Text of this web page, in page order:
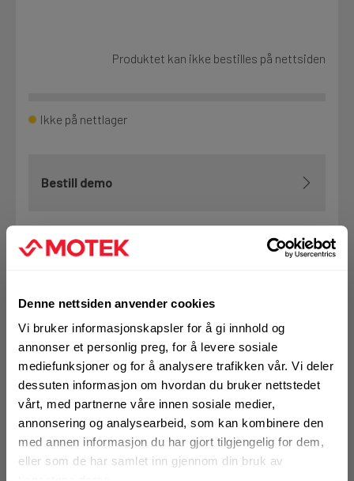
Denne nettsiden anvender cookies
Vi bruker informasjonskapsler for å gi innhold og
annonser et personlig preg, for å levere sosiale
mediefunksjoner og for å analysere trafikken vår. Vi deler
dessuten informasjon om hvordan du bruker nettstedet
vårt, med partnerne våre innen sosiale medier,
annonsering og analysearbeid, som kan kombinere den
med annen informasjon du har gjort tilgjengelig for dem,
eller som de har samlet inn gjennom din bruk av
Siste nytt om dine favorittprodukter
Produktet kan ikke bestilles på nettsiden
Ikke på nettlager
Bestill demo
Art.nr. 81303401
Bend SPB-LB 75-90 hvit
Ikke på nettlager